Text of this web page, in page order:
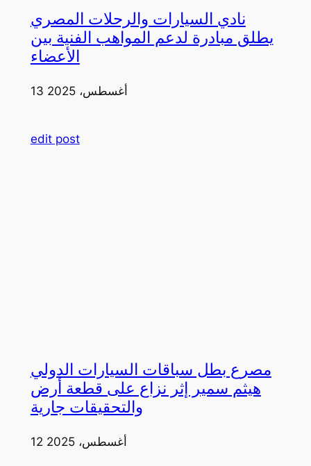
نادي السيارات والرحلات المصري
يطلق مبادرة لدعم المواهب الفنية بين
الأعضاء
13 أغسطس، 2025
edit post
مصرع بطل سباقات السيارات الدولي
هيثم سمير إثر نزاع على قطعة أرض
والتحقيقات جارية
12 أغسطس، 2025